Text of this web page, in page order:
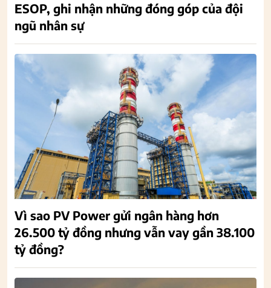
ESOP, ghi nhận những đóng góp của đội
ngũ nhân sự
Vì sao PV Power gửi ngân hàng hơn
26.500 tỷ đồng nhưng vẫn vay gần 38.100
tỷ đồng?